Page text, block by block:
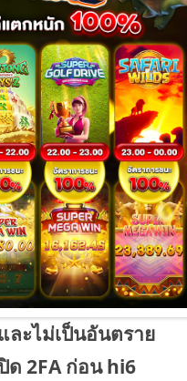
ละไม่เป็นอันตราย
ด 2FA ก่อน hi6